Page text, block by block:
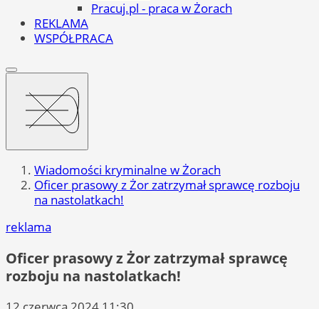
Pracuj.pl - praca w Żorach
REKLAMA
WSPÓŁPRACA
Wiadomości kryminalne w Żorach
Oficer prasowy z Żor zatrzymał sprawcę rozboju
na nastolatkach!
reklama
Oficer prasowy z Żor zatrzymał sprawcę
rozboju na nastolatkach!